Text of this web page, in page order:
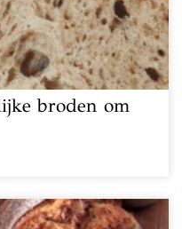
broden om